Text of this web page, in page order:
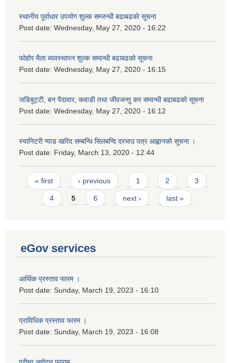
स्थानीय पूर्वाधार उपयोग शुल्क सम्जन्धी बढाबढको सूचना
Post date: Wednesday, May 27, 2020 - 16:22
फोहोर मैला ब्यवस्थापन शुल्क सम्वन्धी बढाबढको सूचना
Post date: Wednesday, May 27, 2020 - 16:15
जडिबुट्टी, बन पैदावार, कवाडी तथा जीवजन्तु कर सम्वन्धी बढाबढको सूचना
Post date: Wednesday, May 27, 2020 - 16:12
स्यानिटरी प्याड खरिद सम्बन्धि सिलबन्दि दरभाउ पत्र आह्वानको सूचना ।
Post date: Friday, March 13, 2020 - 12:44
Pages
« first ‹ previous 1 2 3
4 5 6 next › last »
eGov services
आर्थिक प्रस्ताव फारम ।
Post date: Sunday, March 19, 2023 - 16:10
प्राविधिक प्रस्ताव फारम ।
Post date: Sunday, March 19, 2023 - 16:08